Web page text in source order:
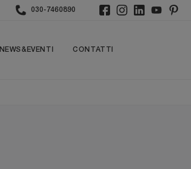
030-7460890
NEWS&EVENTI CONTATTI